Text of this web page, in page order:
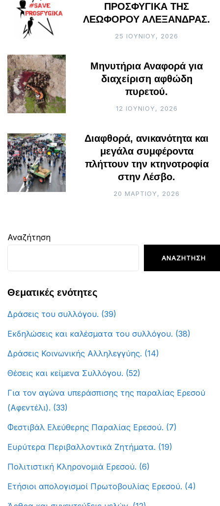
ΠΡΟΣΦΥΓΙΚΑ ΤΗΣ
ΛΕΩΦΟΡΟΥ ΑΛΕΞΑΝΔΡΑΣ.
25 ΙΟΥΝΊΟΥ, 2026
Μηνυτήρια Αναφορά για
διαχείριση αφθώδη
πυρετού.
12 ΙΟΥΝΊΟΥ, 2026
Διαφθορά, ανικανότητα και
μεγάλα συμφέροντα
πλήττουν την κτηνοτροφία
στην Λέσβο.
20 ΜΑΡΤΊΟΥ, 2026
Αναζήτηση
ΑΝΑΖΉΤΗΣΗ
Θεματικές ενότητες
Δράσεις του συλλόγου. (39)
Εκδηλώσεις και καλέσματα του συλλόγου. (38)
Δράσεις Κοινωνικής Αλληλεγγύης. (14)
Θέσεις και κείμενα Συλλόγου. (52)
Για τον αγώνα υπεράσπισης της παραλίας Ερεσού
(Αφεντέλι). (33)
Φεστιβάλ Ελεύθερης Παραλίας Ερεσού. (7)
Ευρύτερα Περιβαλλοντικά Ζητήματα. (19)
Πολιτιστική Κληρονομιά Ερεσού. (6)
Ετήσιοι απολογισμοί Πρωτοβουλίας Ερεσού. (4)